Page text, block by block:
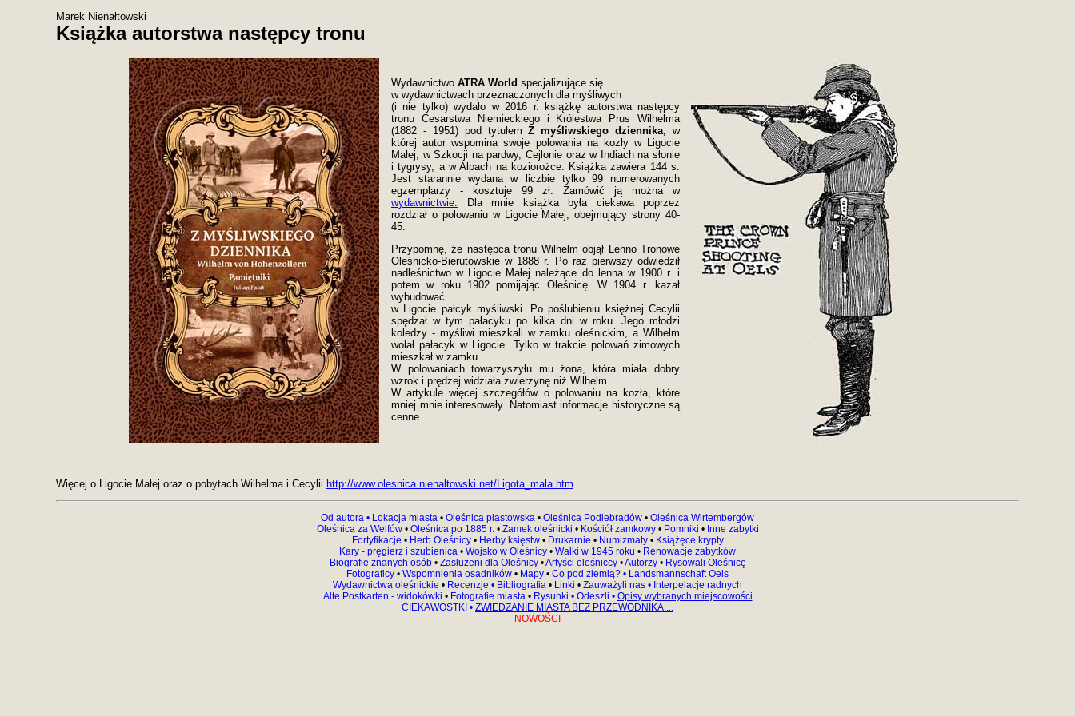
Marek Nienałtowski
Książka autorstwa następcy tronu
Wydawnictwo ATRA World specjalizujące się
w wydawnictwach przeznaczonych dla myśliwych
(i nie tylko) wydało w 2016 r. książkę autorstwa następcy
tronu Cesarstwa Niemieckiego i Królestwa Prus Wilhelma
(1882 - 1951) pod tytułemZ myśliwskiego dziennika, w
której autor wspomina swoje polowania na kozły w Ligocie
Małej, w Szkocji na pardwy, Cejlonie oraz w Indiach na słonie
i tygrysy, a w Alpach na koziorożce. Książka zawiera 144 s.
Jest starannie wydana w liczbie tylko 99 numerowanych
egzemplarzy - kosztuje 99 zł. Zamówić ją można w
wydawnictwie. Dla mnie książka była ciekawa poprzez
rozdział o polowaniu w Ligocie Małej, obejmujący strony 40-
45.
Przypomnę, że następca tronu Wilhelm objął Lenno Tronowe
Oleśnicko-Bierutowskie w 1888 r. Po raz pierwszy odwiedził
nadleśnictwo w Ligocie Małej należące do lenna w 1900 r. i
potem w roku 1902 pomijając Oleśnicę. W 1904 r. kazał
wybudować
w Ligocie pałcyk myśliwski. Po poślubieniu księżnej Cecylii
spędzał w tym pałacyku po kilka dni w roku. Jego młodzi
koledzy - myśliwi mieszkali w zamku oleśnickim, a Wilhelm
wolał pałacyk w Ligocie. Tylko w trakcie polowań zimowych
mieszkał w zamku.
W polowaniach towarzyszyłu mu żona, która miała dobry
wzrok i prędzej widziała zwierzynę niż Wilhelm.
W artykule więcej szczegółów o polowaniu na kozła, które
mniej mnie interesowały. Natomiast informacje historyczne są
cenne.
Więcej o Ligocie Małej oraz o pobytach Wilhelma i Cecylii http://www.olesnica.nienaltowski.net/Ligota_mala.htm
Od autora • Lokacja miasta • Oleśnica piastowska • Oleśnica Podiebradów • Oleśnica Wirtembergów
Oleśnica za Welfów• Oleśnica po 1885 r.• Zamek oleśnicki •Kościół zamkowy •Pomniki •Inne zabytki
Fortyfikacje •Herb Oleśnicy • Herby księstw• Drukarnie • Numizmaty• Książęce krypty
Kary - pręgierz i szubienica • Wojsko w Oleśnicy • Walki w 1945 roku • Renowacje zabytków
Biografie znanych osób • Zasłużeni dla Oleśnicy•Artyści oleśniccy •Autorzy•Rysowali Oleśnicę
Fotograficy • Wspomnienia osadników • Mapy • Co pod ziemią? • Landsmannschaft Oels
Wydawnictwa oleśnickie • Recenzje • Bibliografia • Linki • Zauważyli nas • Interpelacje radnych
Alte Postkarten - widokówki • Fotografie miasta• Rysunki • Odeszli • Opisy wybranych miejscowości
CIEKAWOSTKI • ZWIEDZANIE MIASTA BEZ PRZEWODNIKA....
NOWOŚCI